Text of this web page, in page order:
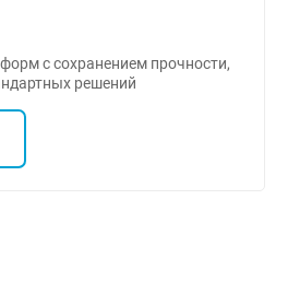
с сохранением прочности,
решений